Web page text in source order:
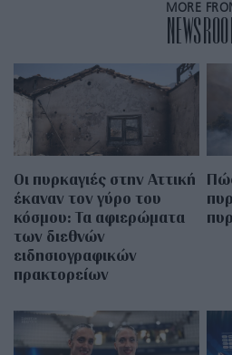
MORE
Οι πυρκαγιές στην Αττική
έκαναν τον γύρο του
κόσμου: Τα αφιερώματα
των διεθνών
ειδησιογραφικών
πρακτορείων